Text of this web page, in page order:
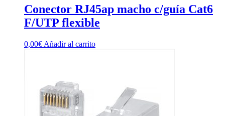
Conector RJ45ap macho c/guía Cat6
F/UTP flexible
0,00€ Añadir al carrito